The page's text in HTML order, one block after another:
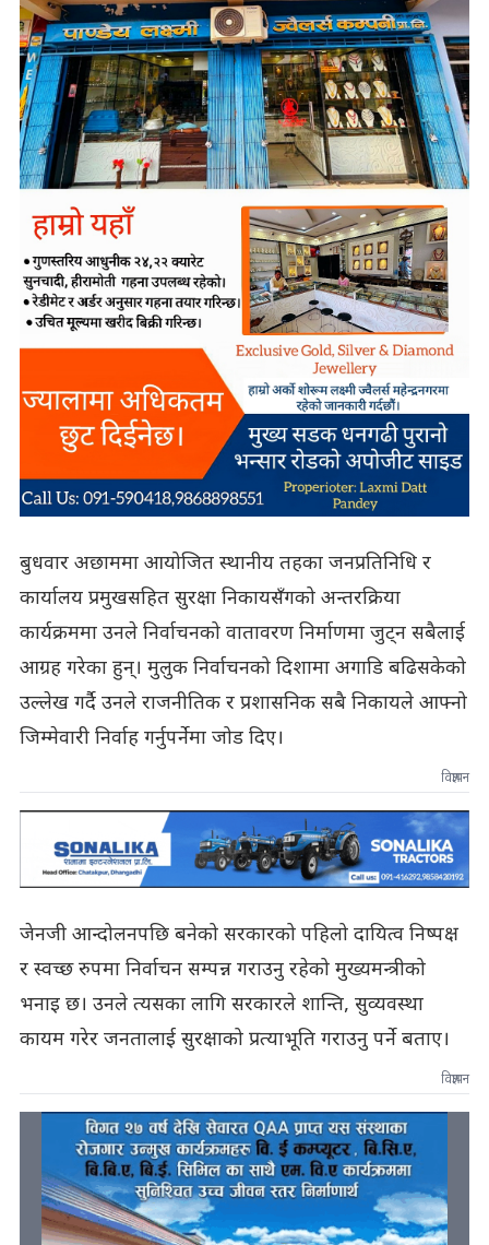
बुधवार अछाममा आयोजित स्थानीय तहका जनप्रतिनिधि र
कार्यालय प्रमुखसहित सुरक्षा निकायसँगको अन्तरक्रिया
कार्यक्रममा उनले निर्वाचनको वातावरण निर्माणमा जुट्न सबैलाई
आग्रह गरेका हुन्। मुलुक निर्वाचनको दिशामा अगाडि बढिसकेको
उल्लेख गर्दै उनले राजनीतिक र प्रशासनिक सबै निकायले आफ्नो
जिम्मेवारी निर्वाह गर्नुपर्नेमा जोड दिए।
विज्ञापन
जेनजी आन्दोलनपछि बनेको सरकारको पहिलो दायित्व निष्पक्ष
र स्वच्छ रुपमा निर्वाचन सम्पन्न गराउनु रहेको मुख्यमन्त्रीको
भनाइ छ। उनले त्यसका लागि सरकारले शान्ति, सुव्यवस्था
कायम गरेर जनतालाई सुरक्षाको प्रत्याभूति गराउनु पर्ने बताए।
विज्ञापन